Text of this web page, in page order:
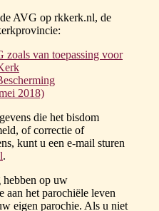
AVG op rkkerk.nl, de
zoals van toepassing voor
2018)
die het bisdom
of correctie of
kunt u een e-mail sturen
.
hebben op uw
aan het parochiële leven
eigen parochie. Als u niet